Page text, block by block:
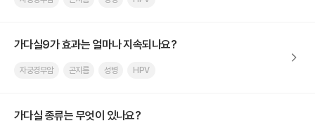
가다실9가 효과는 얼마나 지속되나요?
자궁경부암 곤지름 성병 HPV
가다실 종류는 무엇이 있나요?